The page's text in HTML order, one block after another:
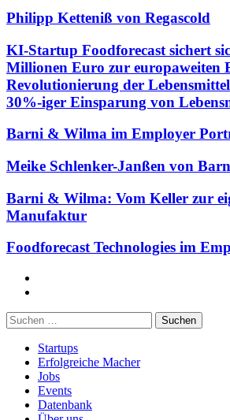
Philipp Ketteniß von Regascold
KI-Startup Foodforecast sichert
Millionen Euro zur europaweiten
Revolutionierung der
30%-iger Einsparung von
Barni & Wilma im Employer
Meike Schlenker-Janßen von
Barni & Wilma: Vom Keller zur
Manufaktur
Foodforecast Technologies im
Suchen
nach:
Startups
Erfolgreiche Macher
Jobs
Events
Datenbank